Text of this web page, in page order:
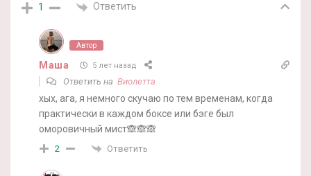
1 Ответить
Автор
Маша 5 лет назад
Ответить на Виолетта
хых, ага, я немного скучаю по тем временам, когда
практически в каждом боксе или бэге был
оморовичный мист🙈🙈🙈
2 Ответить